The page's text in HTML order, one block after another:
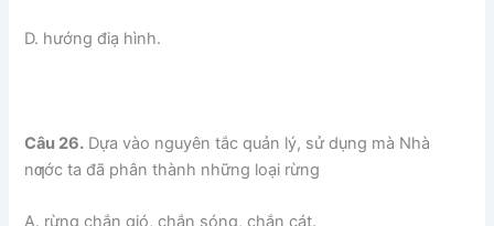
D. hướng điạ hình.
Câu 26. Dựa vào nguyên tắc quản lý, sử dụng mà Nhà
nƣớc ta đã phân thành những loại rừng
A. rừng chắn gió, chắn sóng, chắn cát.